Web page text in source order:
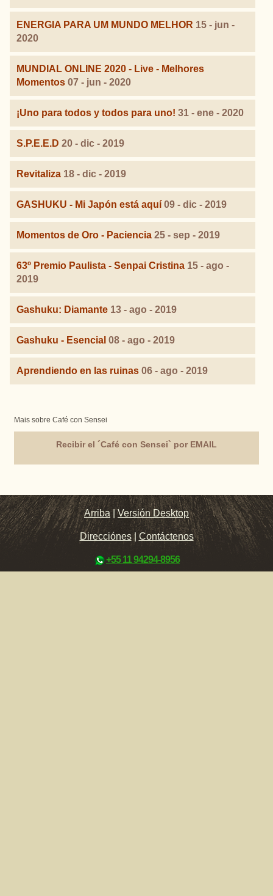
ENERGIA PARA UM MUNDO MELHOR 15 - jun -
2020
MUNDIAL ONLINE 2020 - Live - Melhores
Momentos 07 - jun - 2020
¡Uno para todos y todos para uno! 31 - ene - 2020
S.P.E.E.D 20 - dic - 2019
Revitaliza 18 - dic - 2019
GASHUKU - Mi Japón está aquí 09 - dic - 2019
Momentos de Oro - Paciencia 25 - sep - 2019
63º Premio Paulista - Senpai Cristina 15 - ago -
2019
Gashuku: Diamante 13 - ago - 2019
Gashuku - Esencial 08 - ago - 2019
Aprendiendo en las ruinas 06 - ago - 2019
Mais sobre Café con Sensei
Recibir el ´Café con Sensei` por EMAIL
Arriba |Versión Desktop
Direcciónes| Contáctenos
+55 11 94294-8956